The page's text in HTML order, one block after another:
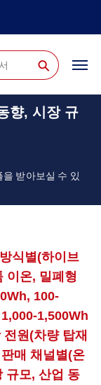
⚲
향, 시장 규
받아보실 수 있
식별(하이브
이온, 밀폐형
100-
1,500Wh
원(차량 탑재
매 채널별(온
규모, 산업 동